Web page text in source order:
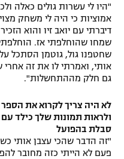
"היו לי עשרות גולים כאלה
אמוציות כי היה לי משחק
דיברתי עם יואב זיו והוא
שחטפנו גול, גוטמן הסתכל
אותי, ואמרתי לו את זה
גם חלק מההתחשלות".
לא היה צריך לקרוא את הספר
ולראות תמונות שלך כילד
סבלת בהפועל
"זה הדבר שהכי עצבן אותי
פעם לא הייתי כזה מחובר